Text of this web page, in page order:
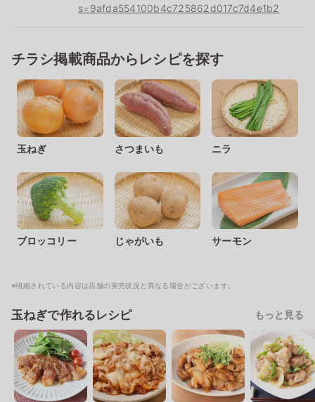
s=9afda554100b4c725862d017c7d4e1b2
チラシ掲載商品からレシピを探す
玉ねぎ さつまいも ニラ
ブロッコリー じゃがいも サーモン
※明細されている内容は店舗の実売状況と異なる場合がございます。
玉ねぎで作れるレシピ もっと見る